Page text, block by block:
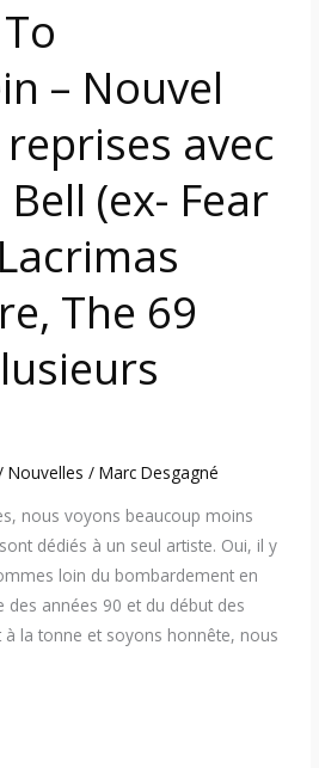
– Nouvel
avec
(ex- Fear
The 69
Nouvelles /Marc Desgagné
nous voyons beaucoup moins
dédiés à un seul artiste. Oui, il y
loin du bombardement en
des années 90 et du début des
à la tonne et soyons honnête, nous